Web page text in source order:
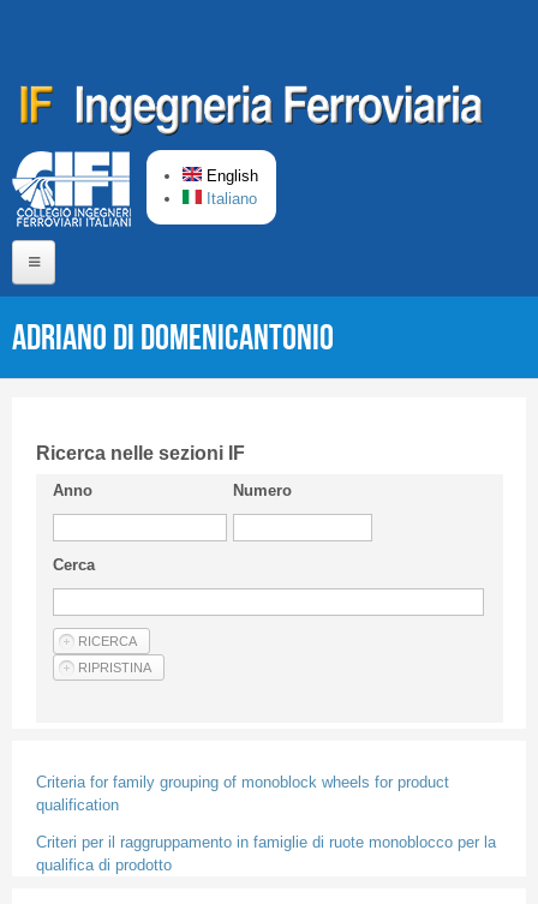
English
Italiano
Short presentation CIFI
Guideline
Privacy & Policy
Articles
Adriano DI DOMENICANTONIO
Ricerca nelle sezioni IF
Anno Numero
Cerca
Criteria for family grouping of monoblock wheels for product
qualification
Criteri per il raggruppamento in famiglie di ruote monoblocco per la
qualifica di prodotto